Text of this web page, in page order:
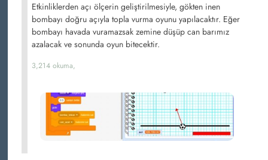
Etkinliklerden açı ölçerin geliştirilmesiyle, gökten inen
bombayı doğru açıyla topla vurma oyunu yapılacaktır. Eğer
bombayı havada vuramazsak zemine düşüp can barımız
azalacak ve sonunda oyun bitecektir.
3,214 okuma,